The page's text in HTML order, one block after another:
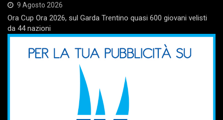
9 Agosto 2026
Ora Cup Ora 2026, sul Garda Trentino quasi 600 giovani velisti
da 44 nazioni